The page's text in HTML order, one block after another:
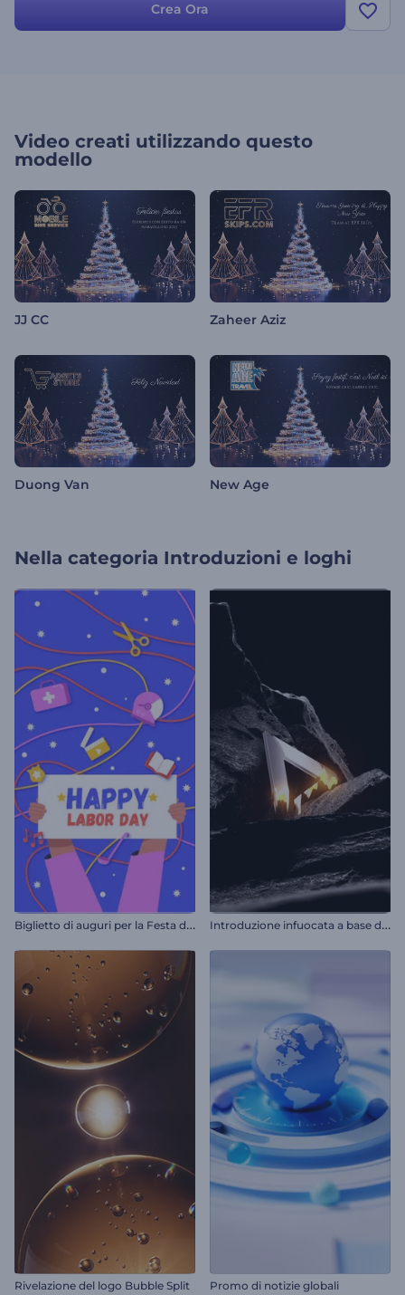
Crea Ora
Video creati utilizzando questo
modello
JJ CC Zaheer Aziz
Duong Van New Age
Nella categoria Introduzioni e loghi
B
iglietto di auguri per la Festa del Lavoro I
ntroduzione infuocata a base di pietra
Rivelazione del logo Bubble Split Promo di notizie globali